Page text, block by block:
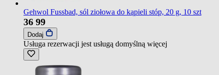
Gehwol Fussbad, sól ziołowa do kąpieli stóp, 20 g, 10 szt
36 99
Dodaj
Usługa rezerwacji jest usługą domyślną więcej